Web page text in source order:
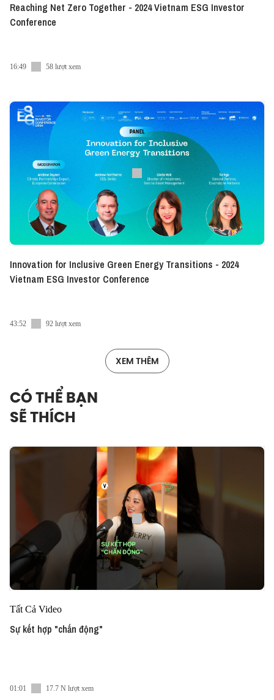
Reaching Net Zero Together - 2024 Vietnam ESG Investor
Conference
16:49 58 lượt xem
Innovation for Inclusive Green Energy Transitions - 2024
Vietnam ESG Investor Conference
43:52 92 lượt xem
XEM THÊM
CÓ THỂ BẠN
SẼ THÍCH
Tất Cả Video
Sự kết hợp "chấn động"
01:01 17.7 N lượt xem